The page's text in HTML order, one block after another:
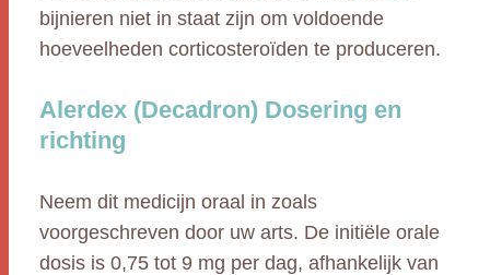
bijnieren niet in staat zijn om voldoende
hoeveelheden corticosteroïden te produceren.
Alerdex (Decadron) Dosering en
richting
Neem dit medicijn oraal in zoals
voorgeschreven door uw arts. De initiële orale
dosis is 0,75 tot 9 mg per dag, afhankelijk van